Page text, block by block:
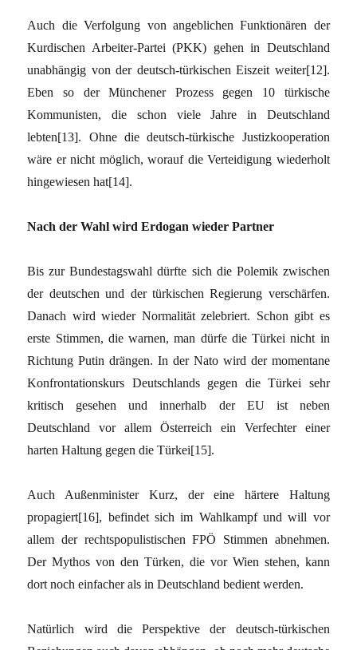
Auch die Verfolgung von angeblichen Funktionären der
Kurdischen Arbeiter-Partei (PKK) gehen in Deutschland
unabhängig von der deutsch-türkischen Eiszeit weiter[12].
Eben so der Münchener Prozess gegen 10 türkische
Kommunisten, die schon viele Jahre in Deutschland
lebten[13]. Ohne die deutsch-türkische Justizkooperation
wäre er nicht möglich, worauf die Verteidigung wiederholt
hingewiesen hat[14].
Nach der Wahl wird Erdogan wieder Partner
Bis zur Bundestagswahl dürfte sich die Polemik zwischen
der deutschen und der türkischen Regierung verschärfen.
Danach wird wieder Normalität zelebriert. Schon gibt es
erste Stimmen, die warnen, man dürfe die Türkei nicht in
Richtung Putin drängen. In der Nato wird der momentane
Konfrontationskurs Deutschlands gegen die Türkei sehr
kritisch gesehen und innerhalb der EU ist neben
Deutschland vor allem Österreich ein Verfechter einer
harten Haltung gegen die Türkei[15].
Auch Außenminister Kurz, der eine härtere Haltung
propagiert[16], befindet sich im Wahlkampf und will vor
allem der rechtspopulistischen FPÖ Stimmen abnehmen.
Der Mythos von den Türken, die vor Wien stehen, kann
dort noch einfacher als in Deutschland bedient werden.
Natürlich wird die Perspektive der deutsch-türkischen